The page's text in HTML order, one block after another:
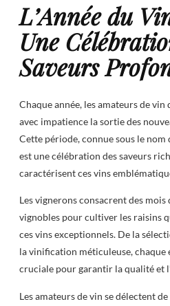
L’Année du
Une
Saveurs
Chaque année, les amateurs de
avec impatience la sortie des
Cette période, connue sous le nom
est une célébration des saveurs
caractérisent ces vins
Les vignerons consacrent des
vignobles pour cultiver les raisins
ces vins exceptionnels. De la
la vinification méticuleuse, chaque
cruciale pour garantir la qualité et
Les amateurs de vin se délectent